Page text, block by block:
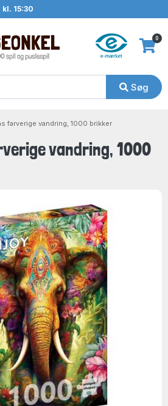
kl. 15:30
Søg
0
farverige vandring, 1000 brikker
vandring, 1000